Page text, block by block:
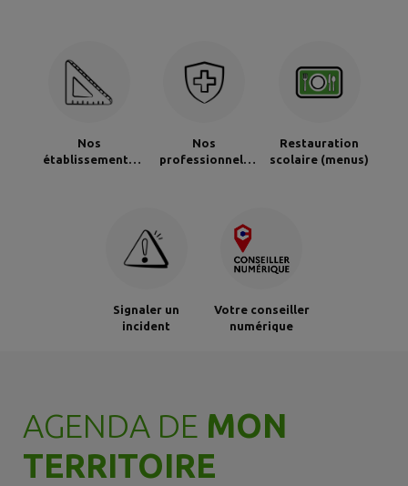
Nos
établissements
Nos
professionnels
Restauration
scolaire (menus)
Signaler un
incident
Votre conseiller
numérique
AGENDA DE MON
TERRITOIRE